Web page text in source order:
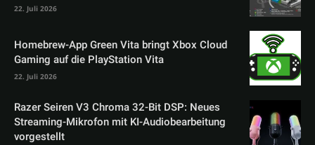
22. Juli 2026
Homebrew-App Green Vita bringt Xbox Cloud
Gaming auf die PlayStation Vita
22. Juli 2026
Razer Seiren V3 Chroma 32-Bit DSP: Neues
Streaming-Mikrofon mit KI-Audiobearbeitung
vorgestellt